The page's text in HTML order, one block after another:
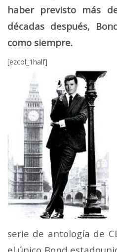
haber previsto más
décadas después,
como siempre.
[ezcol_1half]
serie de antología de